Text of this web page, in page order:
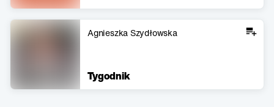
Agnieszka Szydłowska
Tygodnik